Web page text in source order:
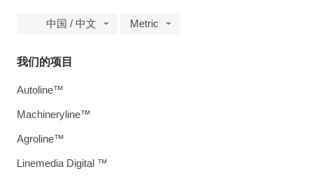
中国 / 中文 Metric
我们的项目
Autoline™
Machineryline™
Agroline™
Linemedia Digital ™